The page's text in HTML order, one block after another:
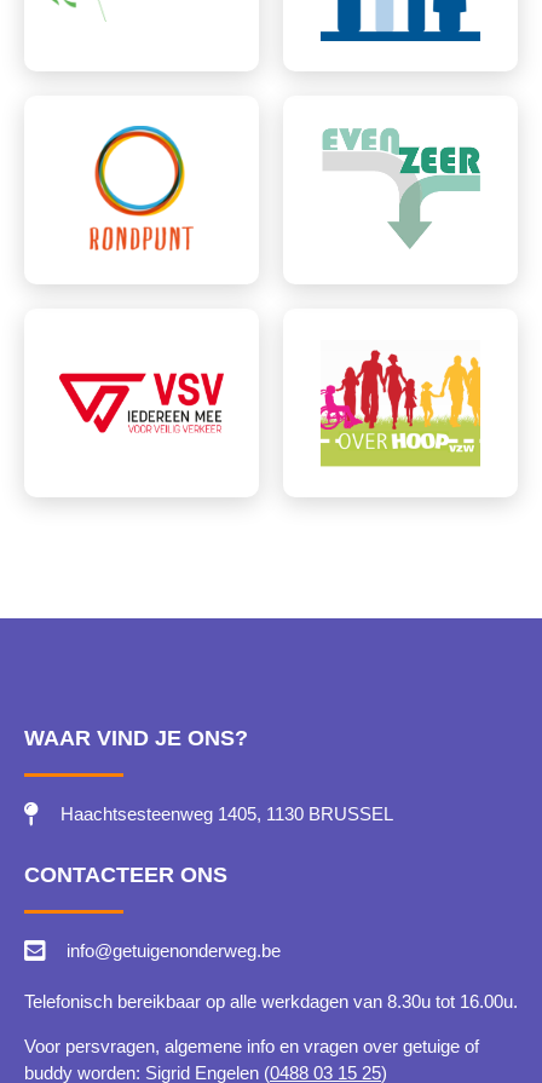
WAAR VIND JE ONS?
Haachtsesteenweg 1405, 1130 BRUSSEL
CONTACTEER ONS
info@getuigenonderweg.be
Telefonisch bereikbaar op alle werkdagen van 8.30u tot 16.00u.
Voor persvragen, algemene info en vragen over getuige of
buddy worden: Sigrid Engelen (0488 03 15 25)